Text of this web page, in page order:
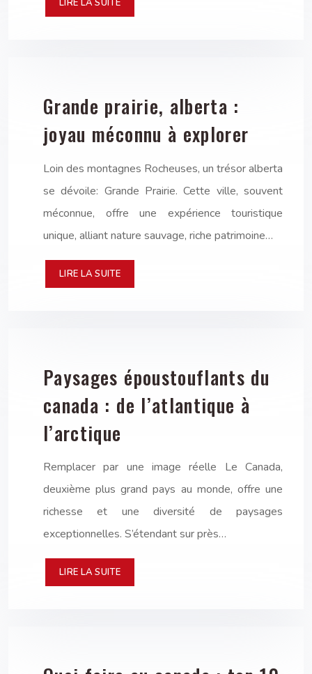
LIRE LA SUITE
Grande prairie, alberta :
joyau méconnu à explorer
Loin des montagnes Rocheuses, un trésor alberta
se dévoile: Grande Prairie. Cette ville, souvent
méconnue, offre une expérience touristique
unique, alliant nature sauvage, riche patrimoine…
LIRE LA SUITE
Paysages époustouflants du
canada : de l’atlantique à
l’arctique
Remplacer par une image réelle Le Canada,
deuxième plus grand pays au monde, offre une
richesse et une diversité de paysages
exceptionnelles. S’étendant sur près…
LIRE LA SUITE